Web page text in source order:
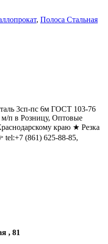
, Полоса Стальная
3сп-пс 6м ГОСТ 103-76
п в Розницу, Оптовые
краю ★ Резка
tel:+7 (861) 625-88-85,
, 81